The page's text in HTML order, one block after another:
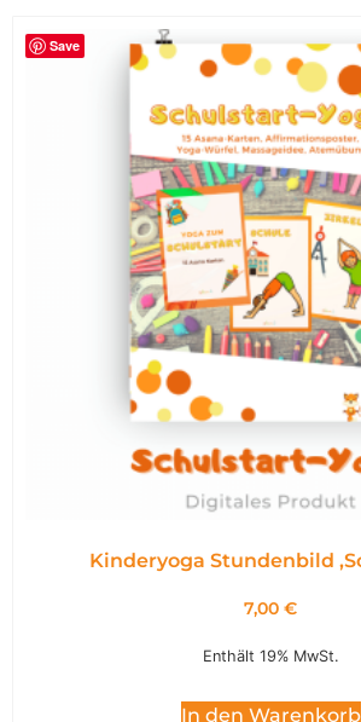
Save
Kinderyoga Stundenbild
7,00 €
Enthält 19% MwSt.
In den Warenkorb